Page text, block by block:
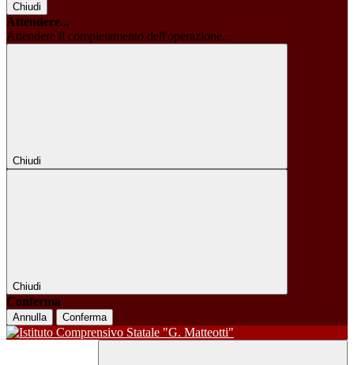
Chiudi
Attendere...
Attendere il completamento dell'operazione...
Chiudi
Chiudi
Conferma
Annulla Conferma